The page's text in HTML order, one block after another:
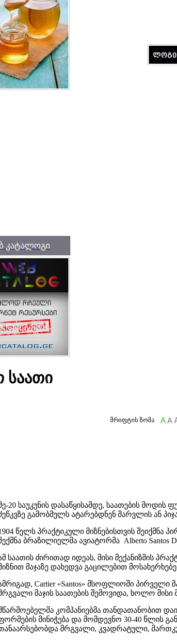
კატალოგი
შრიფტის ზომა A A
20 საუკუნის დასაწყისამდე, საათების მოდის
გამობმულს ატარებდნენ შარვლის ან
წელს პრაქტიკული მიზნებისთვის შეიქმნა
ბრაზილიელმა ავიატორმა Alberto Santos
საათის ძირითად იდეას, მისი მექანიზმის
მაჯაზე დახედვა გაცილებით
Cartier «Santos» მსოფლიოში პირველი
მაჯის საათების შემოვიდა, ხოლო მისი
კომპანიებმა თანდათანობით
მინიჭება და მომდევნო 30-40 წლის
მრგვალი, კვადრატული,